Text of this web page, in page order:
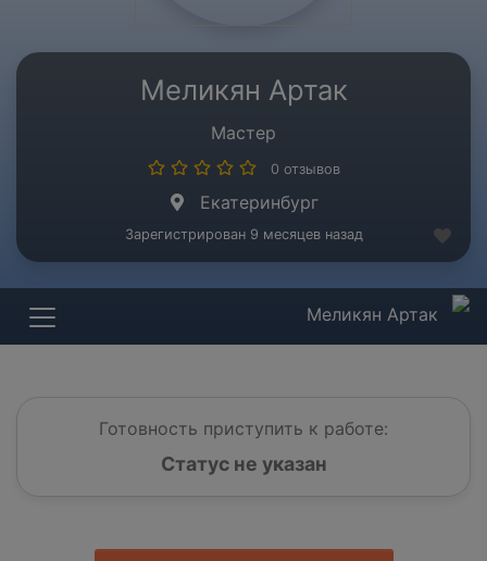
Меликян Артак
Мастер
0 отзывов
Екатеринбург
Зарегистрирован 9 месяцев назад
Меликян Артак
Готовность приступить к работе:
Статус не указан